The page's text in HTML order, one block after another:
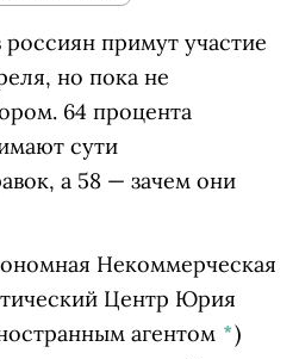
примут участие
но пока не
64 процента
сути
а 58 — зачем они
Некоммерческая
Центр Юрия
агентом *)